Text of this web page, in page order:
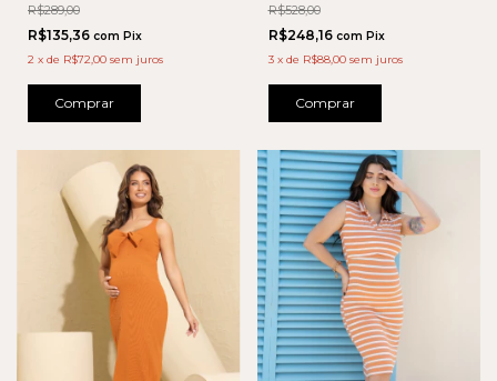
R$289,00
R$135,36 com Pix
2 x de R$72,00 sem juros
Comprar
R$528,00
R$248,16 com Pix
3 x de R$88,00 sem juros
Comprar